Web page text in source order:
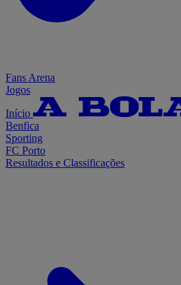
Fans Arena
Jogos
Início
Benfica
Sporting
FC Porto
Resultados e Classificações